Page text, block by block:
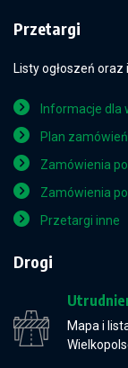
Przetargi
Listy ogłoszeń
Informacje dla
Plan
Zamówienia
Zamówienia
Przetargi inne
Drogi
Mapa i